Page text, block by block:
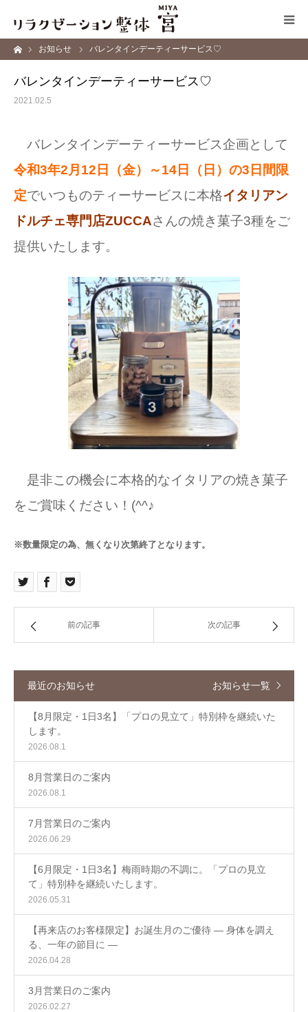
お知らせ バレンタインデーティーサービス♡
バレンタインデーティーサービス♡
2021.02.5
バレンタインデーティーサービス企画として
令和3年2月12日（金）～14日（日）の3日間限
定でいつものティーサービスに本格イタリアン
ドルチェ専門店ZUCCAさんの焼き菓子3種をご
提供いたします。
是非この機会に本格的なイタリアの焼き菓子
をご賞味ください！(^^♪
※数量限定の為、無くなり次第終了となります。
前の記事 次の記事
最近のお知らせ お知らせ一覧
【8月限定・1日3名】「プロの見立て」特別枠を継続いた
します。
2026.08.1
8月営業日のご案内
2026.08.1
7月営業日のご案内
2026.06.29
【6月限定・1日3名】梅雨時期の不調に。「プロの見立
て」特別枠を継続いたします。
2026.05.31
【再来店のお客様限定】お誕生月のご優待 ― 身体を調え
る、一年の節目に ―
2026.04.28
3月営業日のご案内
2026.02.27
コンセプト
施術メニュー
サロン情報
ブログ
お問い合わせ